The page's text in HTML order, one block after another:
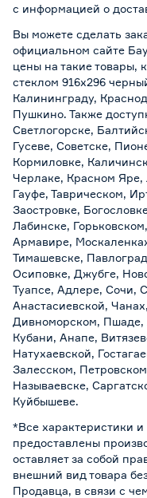
с информацией о
Вы можете сделать
официальном сайте
цены на такие товары,
стеклом 916х296
Калининграду,
Пушкино. Также
Светлогорске,
Гусеве, Советске,
Кормиловке,
Черлаке, Красном
Гауфе, Таврическом,
Заостровке,
Лабинске,
Армавире,
Тимашевске,
Осиповке, Джубге,
Туапсе, Адлере, Сочи,
Анастасиевской,
Дивноморском, Пшаде,
Кубани, Анапе,
Натухаевской,
Залесском,
Называевске,
Куйбышеве.
*Все характеристики
предоставлены
оставляет за собой
внешний вид товара
Продавца, в связи с